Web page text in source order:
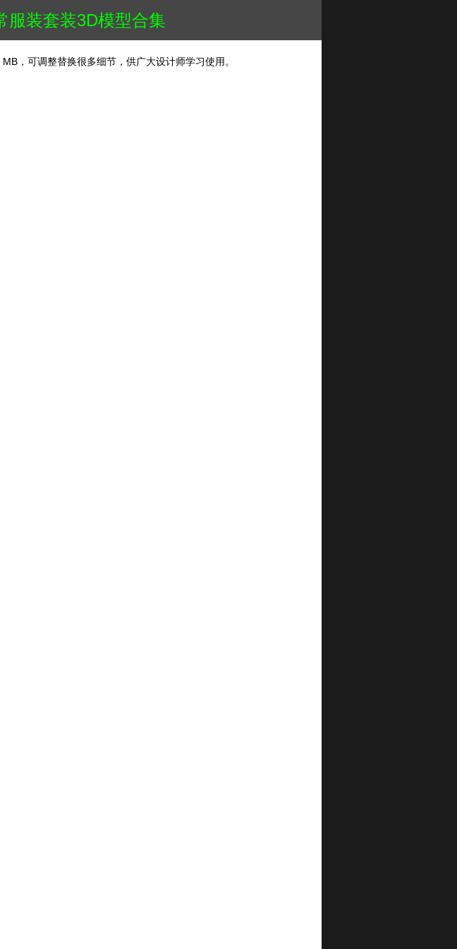
服装套装3D模型合集
，可调整替换很多细节，供广大设计师学习使用。